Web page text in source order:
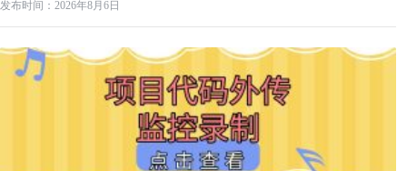
发布时间：2026年8月6日